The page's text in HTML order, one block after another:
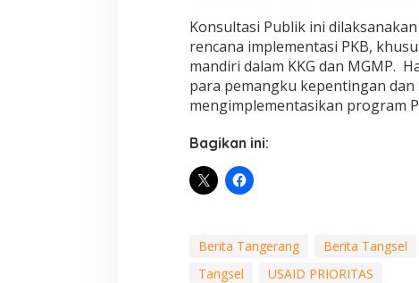
Konsultasi Publik ini
rencana implementasi PKB,
mandiri dalam KKG dan MGMP.
para pemangku kepentingan
mengimplementasikan program
Bagikan ini:
Berita Tangerang Berita Tangsel
Tangsel
USAID PRIORITAS